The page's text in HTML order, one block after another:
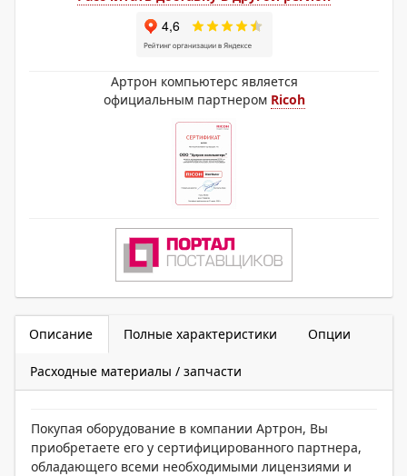
Артрон компьютерс является
официальным партнером Ricoh
Описание Полные характеристики Опции
Расходные материалы / запчасти
Покупая оборудование в компании Артрон, Вы
приобретаете его у сертифицированного партнера,
обладающего всеми необходимыми лицензиями и